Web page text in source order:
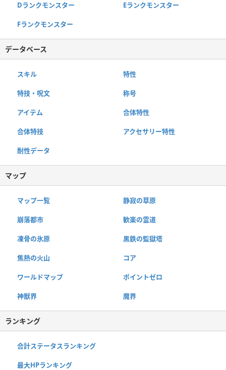
Dランクモンスター Eランクモンスター
Fランクモンスター
データベース
スキル 特性
特技・呪文 称号
アイテム 合体特性
合体特技 アクセサリー特性
耐性データ
マップ
マップ一覧 静寂の草原
崩落都市 歓楽の霊道
凍骨の氷原 黒鉄の監獄塔
焦熱の火山 コア
ワールドマップ ポイントゼロ
神獣界 魔界
ランキング
合計ステータスランキング
最大HPランキング